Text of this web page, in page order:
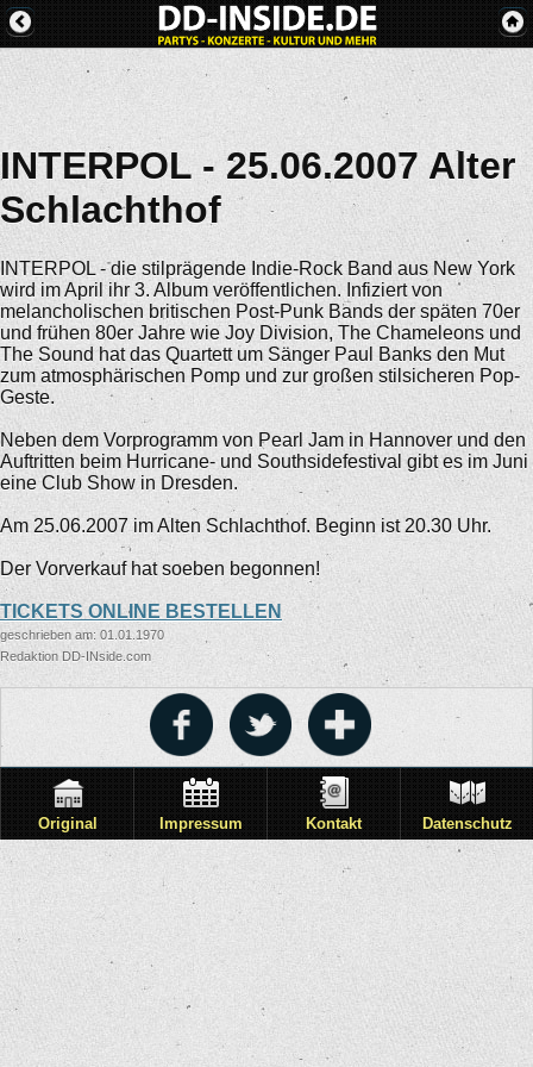
INTERPOL - 25.06.2007 Alter
Schlachthof
INTERPOL - die stilprägende Indie-Rock Band aus New York
wird im April ihr 3. Album veröffentlichen. Infiziert von
melancholischen britischen Post-Punk Bands der späten 70er
und frühen 80er Jahre wie Joy Division, The Chameleons und
The Sound hat das Quartett um Sänger Paul Banks den Mut
zum atmosphärischen Pomp und zur großen stilsicheren Pop-
Geste.
Neben dem Vorprogramm von Pearl Jam in Hannover und den
Auftritten beim Hurricane- und Southsidefestival gibt es im Juni
eine Club Show in Dresden.
Am 25.06.2007 im Alten Schlachthof. Beginn ist 20.30 Uhr.
Der Vorverkauf hat soeben begonnen!
TICKETS ONLINE BESTELLEN
geschrieben am: 01.01.1970
Redaktion DD-INside.com
Original Impressum Kontakt Datenschutz